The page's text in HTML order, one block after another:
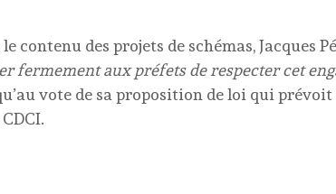
contenu des projets de schémas, Jacques
fermement aux préfets de respecter cet
vote de sa proposition de loi qui